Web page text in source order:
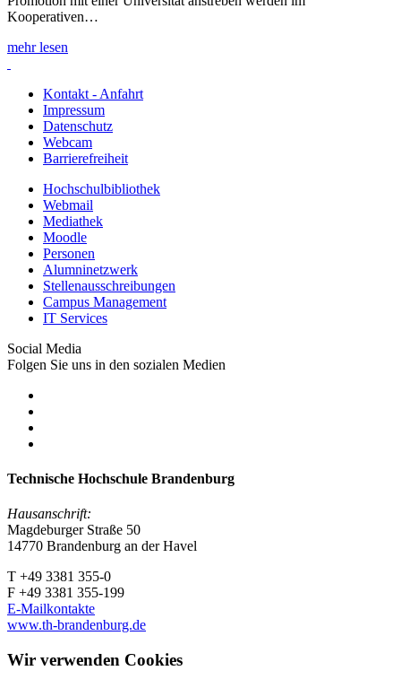
Kooperativen…
mehr lesen
Kontakt - Anfahrt
Impressum
Datenschutz
Webcam
Barrierefreiheit
Hochschulbibliothek
Webmail
Mediathek
Moodle
Personen
Alumninetzwerk
Stellenausschreibungen
Campus Management
IT Services
Social Media
Folgen Sie uns in den sozialen Medien
Technische Hochschule Brandenburg
Hausanschrift:
Magdeburger Straße 50
14770 Brandenburg an der Havel
T +49 3381 355-0
F +49 3381 355-199
E-Mailkontakte
www.th-brandenburg.de
Wir verwenden Cookies